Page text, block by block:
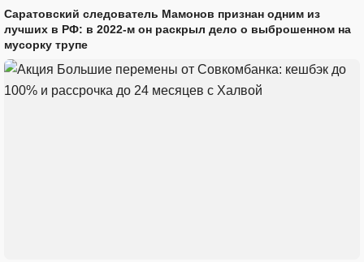
Саратовский следователь Мамонов признан одним из
лучших в РФ: в 2022-м он раскрыл дело о выброшенном на
мусорку трупе